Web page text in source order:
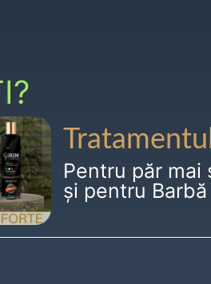
Pentru păr mai
și pentru Barbă